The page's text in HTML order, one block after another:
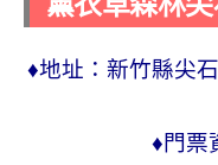
♦地址：新竹縣尖
♦門票